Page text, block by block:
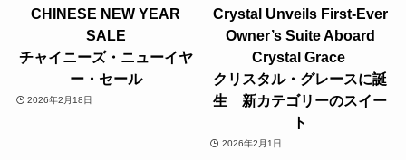
CHINESE NEW YEAR
SALE
チャイニーズ・ニューイヤ
ー・セール
2026年2月18日
Crystal Unveils First-Ever
Owner’s Suite Aboard
Crystal Grace
クリスタル・グレースに誕
生 新カテゴリーのスイー
ト
2026年2月1日